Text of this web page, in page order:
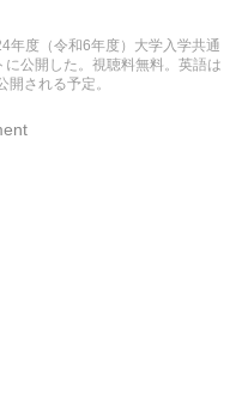
度（令和6年度）大学入学共通
公開した。視聴料無料。英語は
される予定。